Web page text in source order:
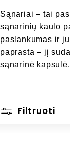
n
e
s
Sąnariai – tai
sąnarinių kaulo
paslankumas ir
paprasta – jį
sąnarinė kapsulė.
Filtruoti